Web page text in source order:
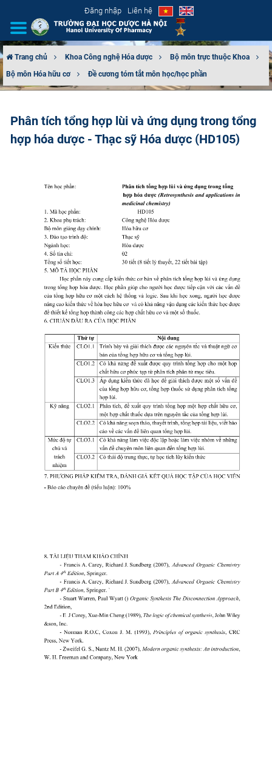
Đăng nhập Liên hệ
GIỚI THIỆU
TUYỂN SINH
ĐẢM BẢO CHẤT LƯỢNG
KHOA HỌC CÔNG NGHỆ
CỰU NGƯỜI HỌC
Trang chủ Khoa Công nghệ Hóa dược
Bộ môn trực thuộc Khoa
Bộ môn Hóa hữu cơ
Đề cương tóm tắt môn học/học phần
Phân tích tổng hợp lùi và ứng dụng trong tổng
hợp hóa dược - Thạc sỹ Hóa dược (HD105)